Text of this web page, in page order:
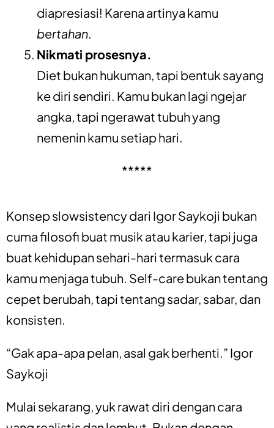
diapresiasi! Karena artinya kamu
bertahan.
Nikmati prosesnya.
Diet bukan hukuman, tapi bentuk sayang
ke diri sendiri. Kamu bukan lagi ngejar
angka, tapi ngerawat tubuh yang
nemenin kamu setiap hari.
*****
Konsep slowsistency dari Igor Saykoji bukan
cuma filosofi buat musik atau karier, tapi juga
buat kehidupan sehari-hari termasuk cara
kamu menjaga tubuh. Self-care bukan tentang
cepet berubah, tapi tentang sadar, sabar, dan
konsisten.
“Gak apa-apa pelan, asal gak berhenti.” Igor
Saykoji
Mulai sekarang, yuk rawat diri dengan cara